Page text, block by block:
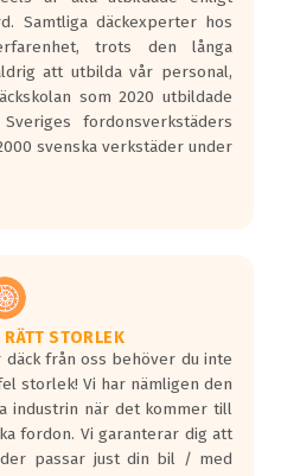
Samtliga däckexperter hos
trots den långa
att utbilda vår personal,
som 2020 utbildade
fordonsverkstäders
svenska verkstäder under
RÄTT STORLEK
från oss behöver du inte
storlek! Vi har nämligen den
industrin när det kommer till
fordon. Vi garanterar dig att
passar just din bil / med